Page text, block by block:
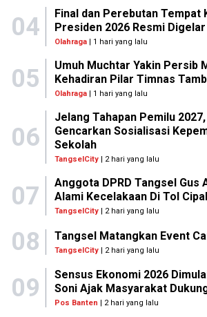
04
Final dan Perebutan Tempat
Presiden 2026 Resmi
Olahraga| 1 hari yang lalu
05
Umuh Muchtar Yakin Persib
Kehadiran Pilar Timnas
Olahraga| 1 hari yang lalu
06
Jelang Tahapan Pemilu
Gencarkan Sosialisasi
Sekolah
TangselCity| 2 hari yang lalu
07
Anggota DPRD Tangsel Gus
Alami Kecelakaan Di Tol
TangselCity| 2 hari yang lalu
08 Tangsel Matangkan Event
TangselCity | 2 hari yang lalu
09
Sensus Ekonomi 2026
Soni Ajak Masyarakat
Pos Banten | 2 hari yang lalu